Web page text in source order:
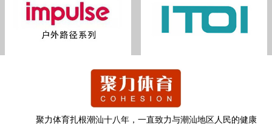
聚力体育扎根潮汕十八年，一直致力与潮汕地区人民的健康